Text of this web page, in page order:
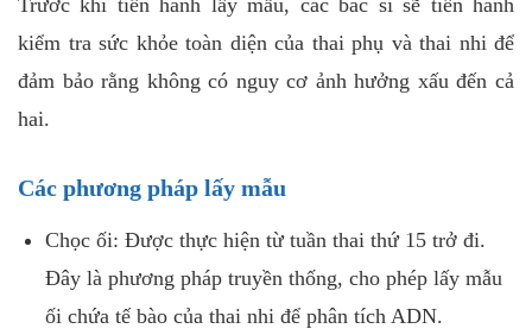
Trước khi tiến hành lấy mẫu, các bác sĩ sẽ tiến hành
kiểm tra sức khỏe toàn diện của thai phụ và thai nhi để
đảm bảo rằng không có nguy cơ ảnh hưởng xấu đến cả
hai.
Các phương pháp lấy mẫu
Chọc ối: Được thực hiện từ tuần thai thứ 15 trở đi.
Đây là phương pháp truyền thống, cho phép lấy mẫu
ối chứa tế bào của thai nhi để phân tích ADN.